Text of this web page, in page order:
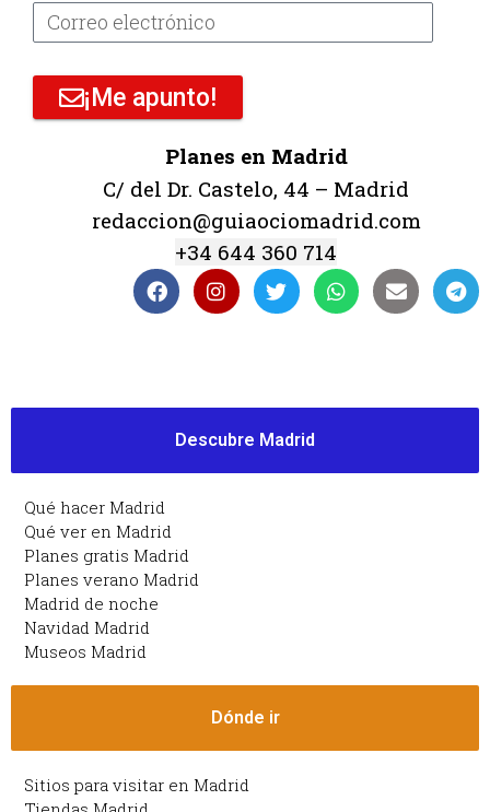
¡Me apunto!
Planes en Madrid
C/ del Dr. Castelo, 44 – Madrid
redaccion@guiaociomadrid.com
+34 644 360 714
Descubre Madrid
Qué hacer Madrid
Qué ver en Madrid
Planes gratis Madrid
Planes verano Madrid
Madrid de noche
Navidad Madrid
Museos Madrid
Dónde ir
Sitios para visitar en Madrid